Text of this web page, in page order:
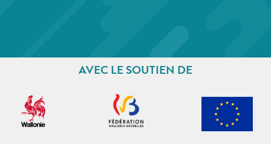
AVEC LE SOUTIEN DE